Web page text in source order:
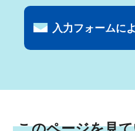
入力フォームに